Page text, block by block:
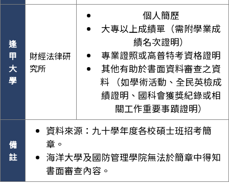
逢
甲
大
學
財經法律研
究所
個人簡歷
大專以上成績單（需附學業成
績名次證明）
專業證照或高普特考資格證明
其他有助於書面資料審查之資
料 （如學術活動、全民英檢成
績證明、國科會獲獎紀錄或相
關工作重要事蹟證明）
備
註
資料來源：九十學年度各校碩士班招考簡
章。
海洋大學及國防管理學院無法於簡章中得知
書面審查內容。